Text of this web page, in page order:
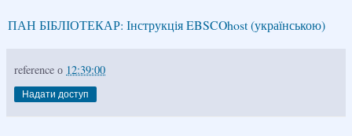
ПАН БІБЛІОТЕКАР: Інструкція EBSCOhost (українською)
reference о 12:39:00
Надати доступ